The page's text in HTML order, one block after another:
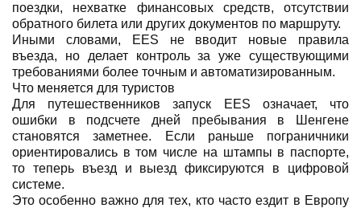
поездки, нехватке финансовых средств, отсутствии
обратного билета или других документов по маршруту.
Иными словами, EES не вводит новые правила
въезда, но делает контроль за уже существующими
требованиями более точным и автоматизированным.
Что меняется для туристов
Для путешественников запуск EES означает, что
ошибки в подсчете дней пребывания в Шенгене
становятся заметнее. Если раньше пограничники
ориентировались в том числе на штампы в паспорте,
то теперь въезд и выезд фиксируются в цифровой
системе.
Это особенно важно для тех, кто часто ездит в Европу